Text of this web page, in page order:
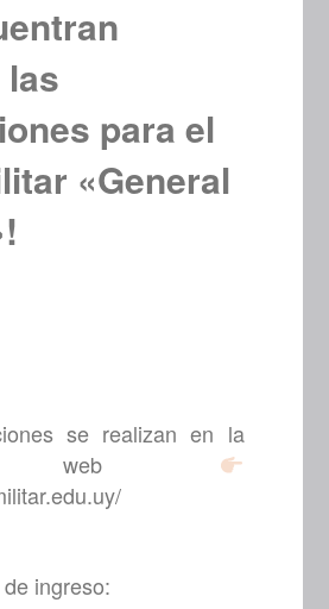
para el
«General
se realizan en la
web
ingreso: